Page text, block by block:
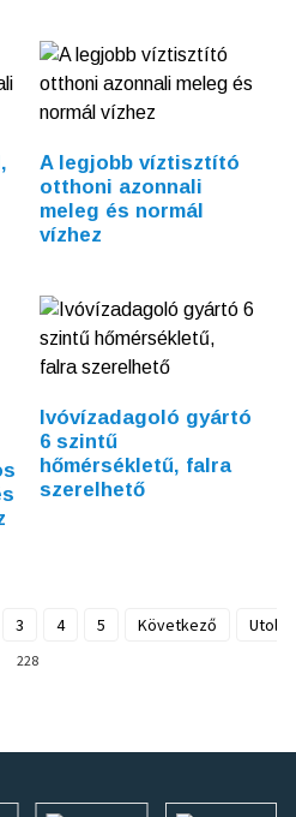
A legjobb víztisztító
otthoni azonnali
meleg és normál
vízhez
Ivóvízadagoló gyártó
6 szintű
hőmérsékletű, falra
szerelhető
3 4 5 Következő Utolsó
228